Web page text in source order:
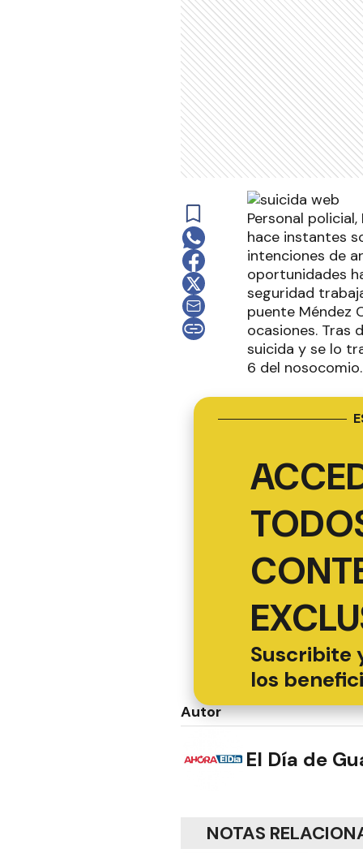
Personal
hace instantes
intenciones de
oportunidades
seguridad
puente Méndez
ocasiones. Tras
suicida y se lo
6 del nosocomio.
Suscribite
los
Autor
El Día de
NOTAS